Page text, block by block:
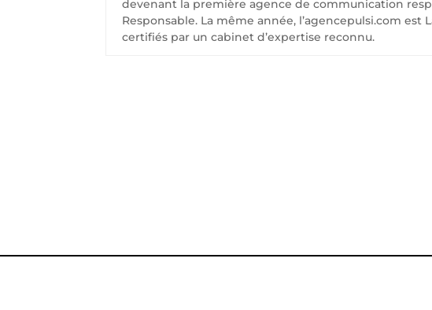
devenant la première agence de communication
Responsable. La même année, l’agencepulsi.com
certifiés par un cabinet d’expertise reconnu.